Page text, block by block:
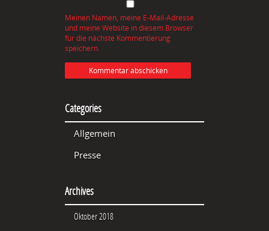
Meinen Namen, meine E-Mail-Adresse
und meine Website in diesem Browser
für die nächste Kommentierung
speichern.
Categories
Allgemein
Presse
Archives
Oktober 2018